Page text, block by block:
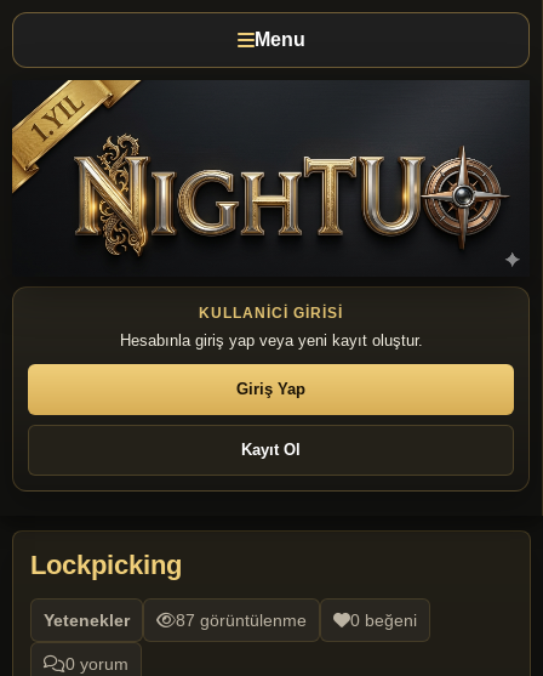
Menu
KULLANICI GIRISI
Hesabınla giriş yap veya yeni kayıt oluştur.
Giriş Yap
Kayıt Ol
Lockpicking
Yetenekler 87 görüntülenme 0 beğeni
0 yorum